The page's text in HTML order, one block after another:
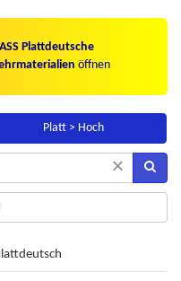
Plattdeutsche
öffnen
Platt > Hoch
×